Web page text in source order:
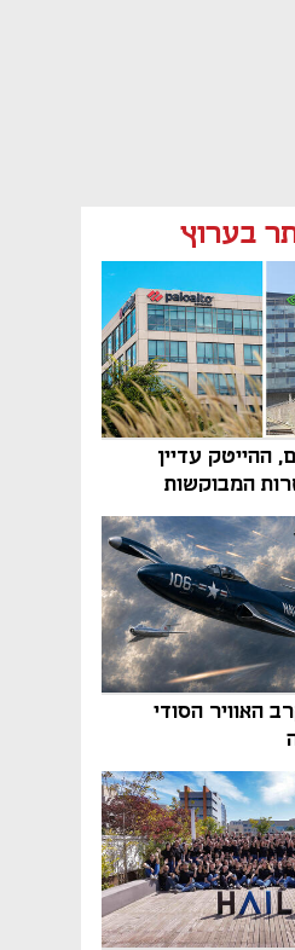
בערוץ
ההייטק עדיין
המבוקשות
אתכם לשם
האוויר הסודי